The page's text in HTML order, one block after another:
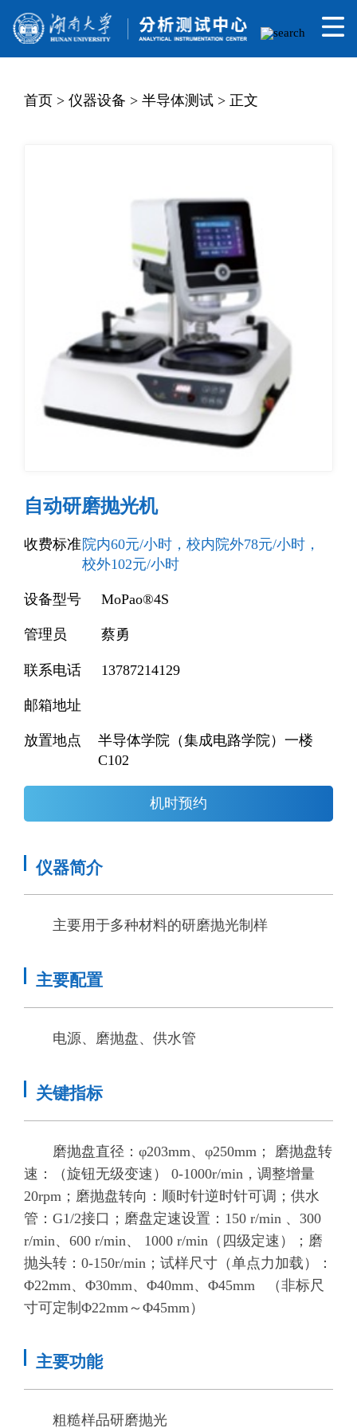
仪器设备
联系我们
首页> 仪器设备 > 半导体测试> 正文
自动研磨抛光机
收费标准 院内60元/小时，校内院外78元/小时，
校外102元/小时
设备型号 MoPao®4S
管理员 蔡勇
联系电话 13787214129
邮箱地址
放置地点
半导体学院（集成电路学院）一楼
C102
机时预约
仪器简介
主要用于多种材料的研磨抛光制样
主要配置
电源、磨抛盘、供水管
关键指标
磨抛盘直径：φ203mm、φ250mm； 磨抛盘转
速：（旋钮无级变速） 0-1000r/min，调整增量
20rpm；磨抛盘转向：顺时针逆时针可调；供水
管：G1/2接口；磨盘定速设置：150 r/min 、300
r/min、600 r/min、 1000 r/min（四级定速）；磨
抛头转：0-150r/min；试样尺寸（单点力加载）：
Φ22mm、Φ30mm、Φ40mm、Φ45mm （非标尺
寸可定制Φ22mm～Φ45mm）
主要功能
粗糙样品研磨抛光